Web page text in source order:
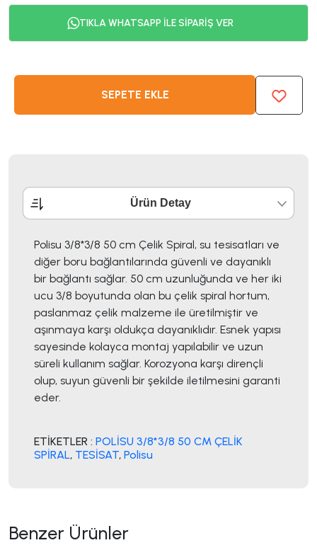
TIKLA WHATSAPP İLE SİPARİŞ VER
SEPETE EKLE
Ürün Detay
Polisu 3/8*3/8 50 cm Çelik Spiral, su tesisatları ve
diğer boru bağlantılarında güvenli ve dayanıklı
bir bağlantı sağlar. 50 cm uzunluğunda ve her iki
ucu 3/8 boyutunda olan bu çelik spiral hortum,
paslanmaz çelik malzeme ile üretilmiştir ve
aşınmaya karşı oldukça dayanıklıdır. Esnek yapısı
sayesinde kolayca montaj yapılabilir ve uzun
süreli kullanım sağlar. Korozyona karşı dirençli
olup, suyun güvenli bir şekilde iletilmesini garanti
eder.
ETİKETLER : POLİSU 3/8*3/8 50 CM ÇELİK
SPİRAL, TESİSAT, Polisu
Benzer Ürünler